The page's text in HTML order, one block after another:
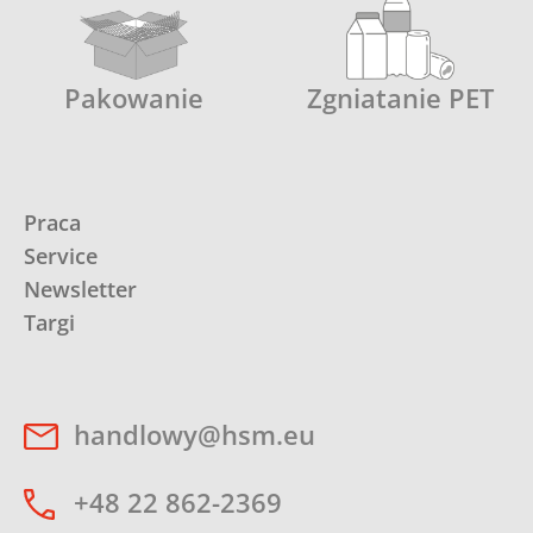
Pakowanie Zgniatanie PET
Praca
Service
Newsletter
Targi
handlowy@hsm.eu
+48 22 862-2369